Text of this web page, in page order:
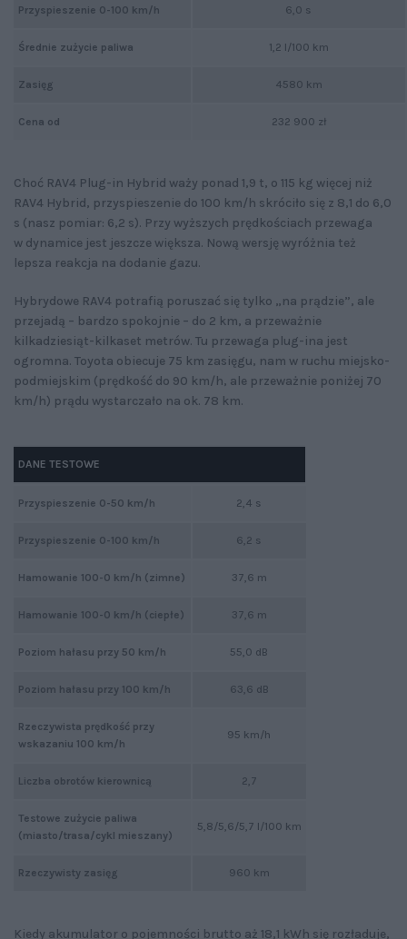
6,0 s
1,2 l/100 km
4580 km
232 900 zł
Przyspieszenie 0-100 km/h
Średnie zużycie paliwa
Zasięg
Cena od
Choć RAV4 Plug-in Hybrid waży ponad 1,9 t, o 115 kg więcej niż
RAV4 Hybrid, przyspieszenie do 100 km/h skróciło się z 8,1 do 6,0
s (nasz pomiar: 6,2 s). Przy wyższych prędkościach przewaga
w dynamice jest jeszcze większa. Nową wersję wyróżnia też
lepsza reakcja na dodanie gazu.
Hybrydowe RAV4 potrafią poruszać się tylko „na prądzie”, ale
przejadą – bardzo spokojnie – do 2 km, a przeważnie
kilkadziesiąt-kilkaset metrów. Tu przewaga plug-ina jest
ogromna. Toyota obiecuje 75 km zasięgu, nam w ruchu miejsko-
podmiejskim (prędkość do 90 km/h, ale przeważnie poniżej 70
km/h) prądu wystarczało na ok. 78 km.
2,4 s
6,2 s
37,6 m
37,6 m
55,0 dB
63,6 dB
95 km/h
2,7
5,8/5,6/5,7 l/100 km
960 km
DANE TESTOWE
Przyspieszenie 0-50 km/h
Przyspieszenie 0-100 km/h
Hamowanie 100-0 km/h (zimne)
Hamowanie 100-0 km/h (ciepłe)
Poziom hałasu przy 50 km/h
Poziom hałasu przy 100 km/h
Rzeczywista prędkość przy
wskazaniu 100 km/h
Liczba obrotów kierownicą
Testowe zużycie paliwa
(miasto/trasa/cykl mieszany)
Rzeczywisty zasięg
Kiedy akumulator o pojemności brutto aż 18,1 kWh się rozładuje,